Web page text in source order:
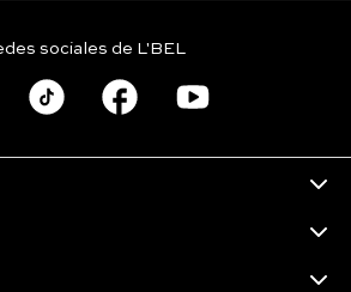
sociales de L'BEL